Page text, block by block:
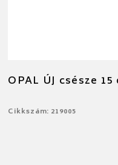
OPAL ÚJ csésze
Cikkszám: 219005